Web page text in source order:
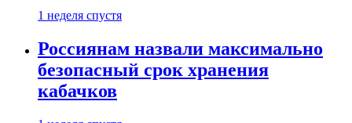
1 неделя спустя
Россиянам назвали максимально
безопасный срок хранения
кабачков